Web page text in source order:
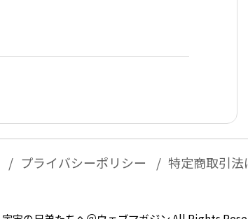
プライバシーポリシー 特定商取引